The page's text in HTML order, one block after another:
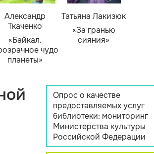
Александр
Ткаченко
«Байкал.
чудо
планеты»
Татьяна Лакизюк
«За гранью
сияния»
Опрос о качестве
предоставляемых услуг
библиотеки: мониторинг
Министерства культуры
Российской Федерации